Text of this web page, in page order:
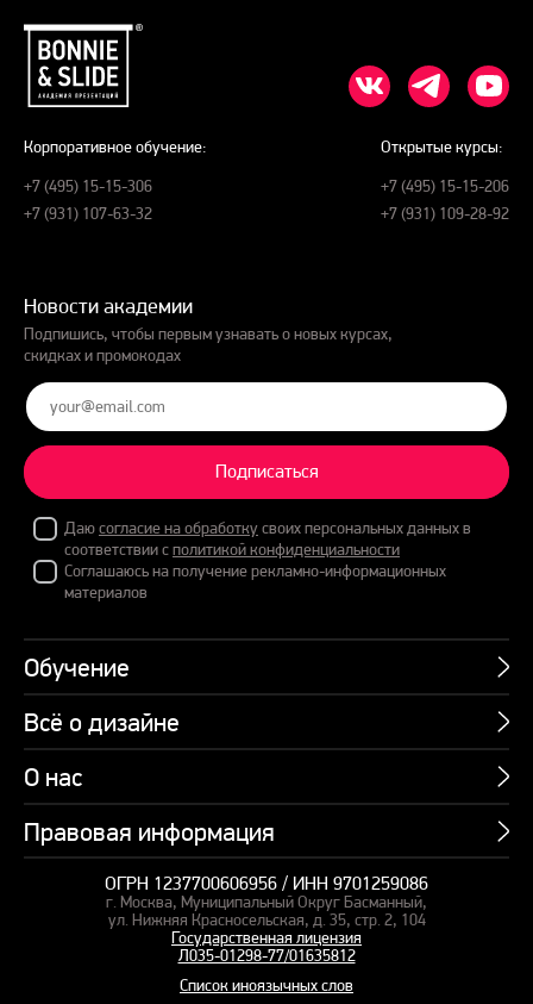
Корпоративное обучение:
+7 (495) 15-15-306
+7 (931) 107-63-32
Открытые курсы:
+7 (495) 15-15-206
+7 (931) 109-28-92
Новости академии
Подпишись, чтобы первым узнавать о новых курсах,
скидках и промокодах
Подписаться
Даюсогласие на обработкусвоих персональных данных в
соответствии сполитикой конфиденциальности
Соглашаюсь на получение рекламно-информационных
материалов
Обучение
Курсы
Пакетные предложения
Профессии
Подарочные сертификаты
Корпоративное обучение
Курсы для сотрудников
Пакетные предложения
Всё о дизайне
Учебник по презентациям
Банк слайдов
Вебинары
Студия дизайна
Заказать презентацию
О нас
Об академии
СМИ о нас
Правовая информация
Карта сайта
Оферта и лицензия
ОГРН 1237700606956 / ИНН 9701259086
г. Москва, Муниципальный Округ Басманный,
ул. Нижняя Красносельская, д. 35, стр. 2, 104
Государственная лицензия
Л035-01298-77/01635812
Список иноязычных слов